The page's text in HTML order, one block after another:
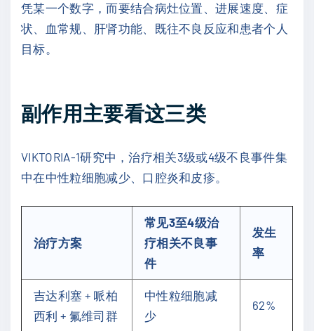
凭某一个数字，而要结合病灶位置、进展速度、症
状、血常规、肝肾功能、既往不良反应和患者个人
目标。
副作用主要看这三类
VIKTORIA-1研究中，治疗相关3级或4级不良事件集
中在中性粒细胞减少、口腔炎和皮疹。
治疗方案
常见3至4级治
疗相关不良事
件
发生
率
吉达利塞 + 哌柏
西利 + 氟维司群
中性粒细胞减
少
62%